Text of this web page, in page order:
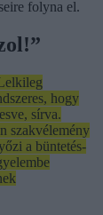
folyna el.
hogy
sírva.
szakvélemény
a büntetés-